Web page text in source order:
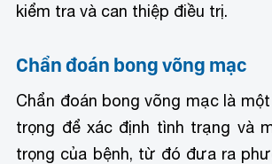
kiểm tra và can thiệp điều trị.
Chẩn đoán bong võng mạc
Chẩn đoán bong võng mạc là
trọng để xác định tình trạng và
trọng của bệnh, từ đó đưa ra